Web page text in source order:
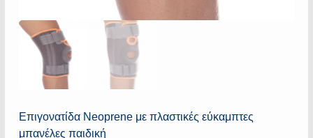
Επιγονατίδα Neoprene με πλαστικές εύκαμπτες
μπανέλες παιδική